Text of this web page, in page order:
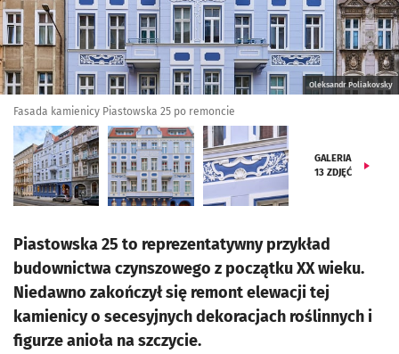
Oleksandr Poliakovsky
Fasada kamienicy Piastowska 25 po remoncie
GALERIA
13 ZDJĘĆ
Piastowska 25 to reprezentatywny przykład
budownictwa czynszowego z początku XX wieku.
Niedawno zakończył się remont elewacji tej
kamienicy o secesyjnych dekoracjach roślinnych i
figurze anioła na szczycie.